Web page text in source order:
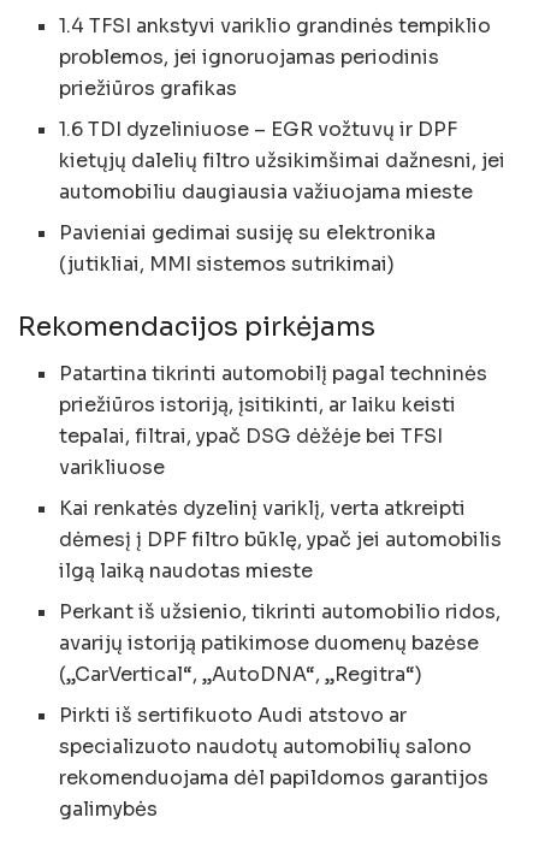
1.4 TFSI ankstyvi variklio grandinės tempiklio
problemos, jei ignoruojamas periodinis
priežiūros grafikas
1.6 TDI dyzeliniuose – EGR vožtuvų ir DPF
kietųjų dalelių filtro užsikimšimai dažnesni, jei
automobiliu daugiausia važiuojama mieste
Pavieniai gedimai susiję su elektronika
(jutikliai, MMI sistemos sutrikimai)
Rekomendacijos pirkėjams
Patartina tikrinti automobilį pagal techninės
priežiūros istoriją, įsitikinti, ar laiku keisti
tepalai, filtrai, ypač DSG dėžėje bei TFSI
varikliuose
Kai renkatės dyzelinį variklį, verta atkreipti
dėmesį į DPF filtro būklę, ypač jei automobilis
ilgą laiką naudotas mieste
Perkant iš užsienio, tikrinti automobilio ridos,
avarijų istoriją patikimose duomenų bazėse
(„CarVertical“, „AutoDNA“, „Regitra“)
Pirkti iš sertifikuoto Audi atstovo ar
specializuoto naudotų automobilių salono
rekomenduojama dėl papildomos garantijos
galimybės